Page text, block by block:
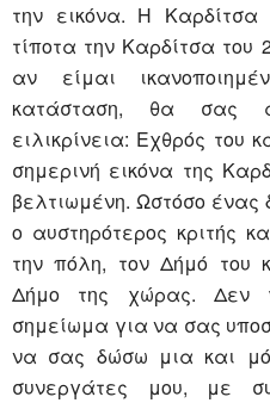
την εικόνα. Η Καρδίτσα
τίποτα την Καρδίτσα του
αν είμαι
κατάσταση, θα σας
ειλικρίνεια: Εχθρός του
σημερινή εικόνα της
βελτιωμένη. Ωστόσο ένας
ο αυστηρότερος κριτής
την πόλη, τον Δήμό του
Δήμο της χώρας. Δεν
σημείωμα για να σας
να σας δώσω μια και
συνεργάτες μου, με